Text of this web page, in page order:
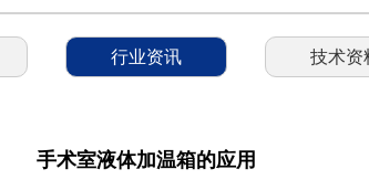
行业资讯 技术资
手术室液体加温箱的应用